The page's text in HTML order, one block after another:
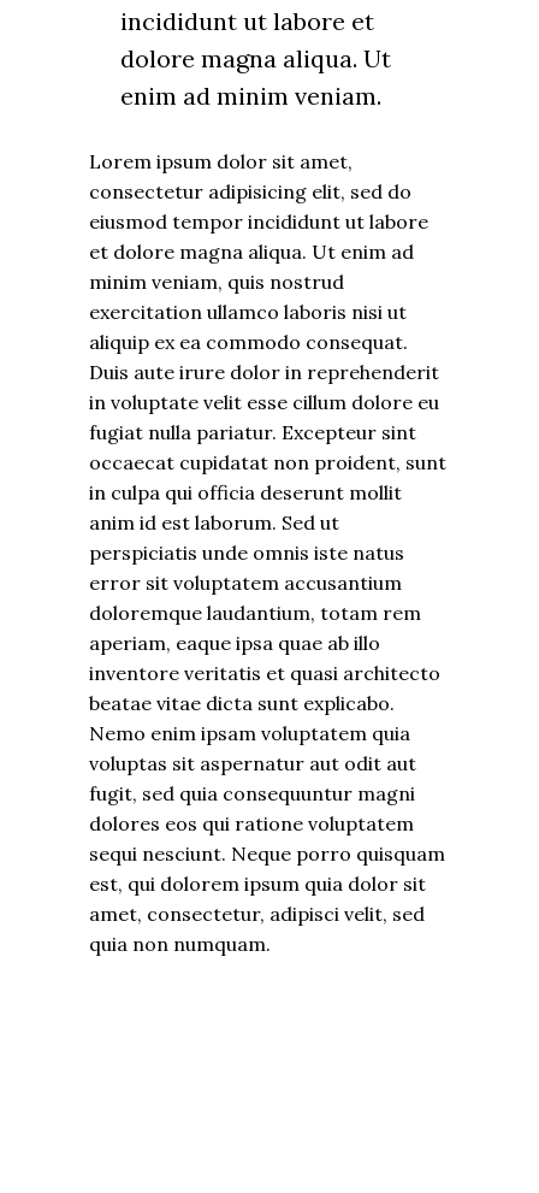
incididunt ut labore et
dolore magna aliqua. Ut
enim ad minim veniam.
Lorem ipsum dolor sit amet,
consectetur adipisicing elit, sed do
eiusmod tempor incididunt ut labore
et dolore magna aliqua. Ut enim ad
minim veniam, quis nostrud
exercitation ullamco laboris nisi ut
aliquip ex ea commodo consequat.
Duis aute irure dolor in reprehenderit
in voluptate velit esse cillum dolore eu
fugiat nulla pariatur. Excepteur sint
occaecat cupidatat non proident, sunt
in culpa qui officia deserunt mollit
anim id est laborum. Sed ut
perspiciatis unde omnis iste natus
error sit voluptatem accusantium
doloremque laudantium, totam rem
aperiam, eaque ipsa quae ab illo
inventore veritatis et quasi architecto
beatae vitae dicta sunt explicabo.
Nemo enim ipsam voluptatem quia
voluptas sit aspernatur aut odit aut
fugit, sed quia consequuntur magni
dolores eos qui ratione voluptatem
sequi nesciunt. Neque porro quisquam
est, qui dolorem ipsum quia dolor sit
amet, consectetur, adipisci velit, sed
quia non numquam.